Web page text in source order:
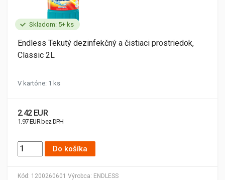
Skladom: 5+ ks
Kód: 1200260601 Výrobca: ENDLESS
Endless Tekutý dezinfekčný a čistiaci prostriedok,
Classic 2L
V kartóne: 1 ks
2.42 EUR
1.97 EUR bez DPH
Do košíka